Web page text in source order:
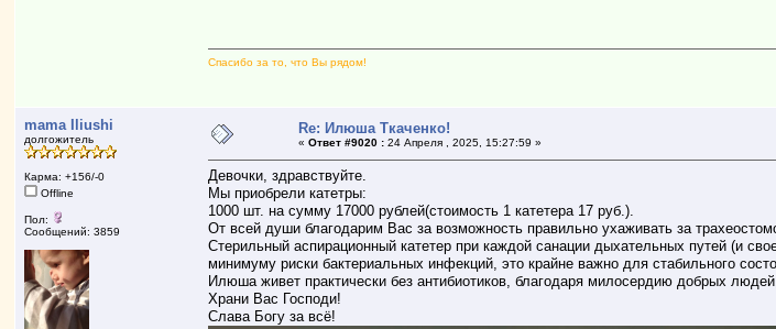
Спасибо за то, что Вы рядом!
mama Iliushi
долгожитель
Карма: +156/-0
Offline
Пол:
Сообщений: 3859
Re: Илюша Ткаченко!
«Ответ #9020 : 24 Апреля , 2025, 15:27:59 »
Девочки, здравствуйте.
Мы приобрели катетры:
1000 шт. на сумму 17000 рублей(стоимость 1 катетера 17 руб.).
От всей души благодарим Вас за возможность правильно ухаживать за
Стерильный аспирационный катетер при каждой санации дыхательных путей (и
минимуму риски бактериальных инфекций, это крайне важно для стабильного
Илюша живет практически без антибиотиков, благодаря милосердию добрых
Храни Вас Господи!
Слава Богу за всё!